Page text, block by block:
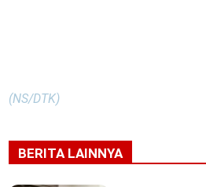
(NS/DTK)
BERITA LAINNYA